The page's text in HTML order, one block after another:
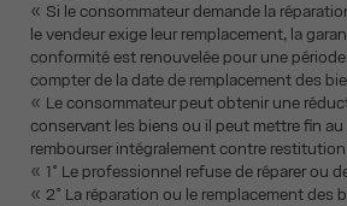
« Si le consommateur demande la
le vendeur exige leur remplacement, la
conformité est renouvelée pour une
compter de la date de remplacement des
« Le consommateur peut obtenir une
conservant les biens ou il peut mettre fin
rembourser intégralement contre
« 1° Le professionnel refuse de réparer ou
« 2° La réparation ou le remplacement des